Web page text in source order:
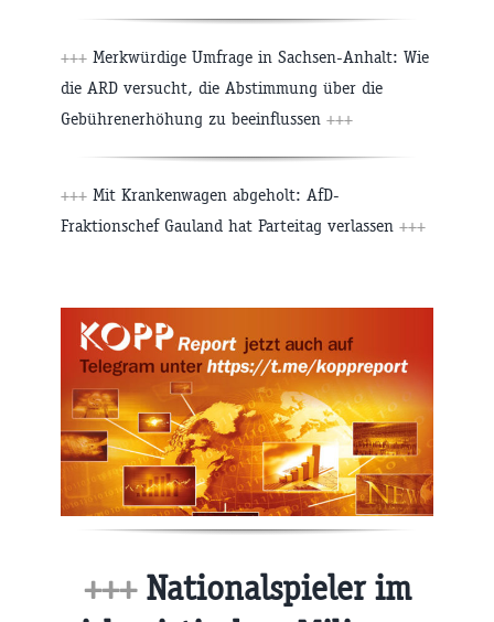
+++ Merkwürdige Umfrage in Sachsen-Anhalt: Wie
die ARD versucht, die Abstimmung über die
Gebührenerhöhung zu beeinflussen +++
+++ Mit Krankenwagen abgeholt: AfD-
Fraktionschef Gauland hat Parteitag verlassen +++
+++Nationalspieler im